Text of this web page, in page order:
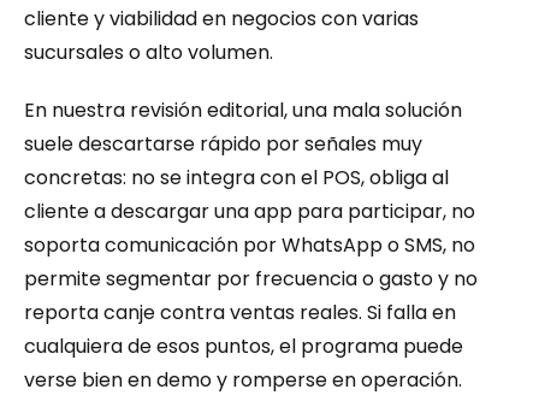
cliente y viabilidad en negocios con varias
sucursales o alto volumen.
En nuestra revisión editorial, una mala solución
suele descartarse rápido por señales muy
concretas: no se integra con el POS, obliga al
cliente a descargar una app para participar, no
soporta comunicación por WhatsApp o SMS, no
permite segmentar por frecuencia o gasto y no
reporta canje contra ventas reales. Si falla en
cualquiera de esos puntos, el programa puede
verse bien en demo y romperse en operación.